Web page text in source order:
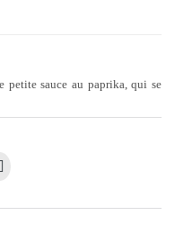
petite sauce au paprika, qui se